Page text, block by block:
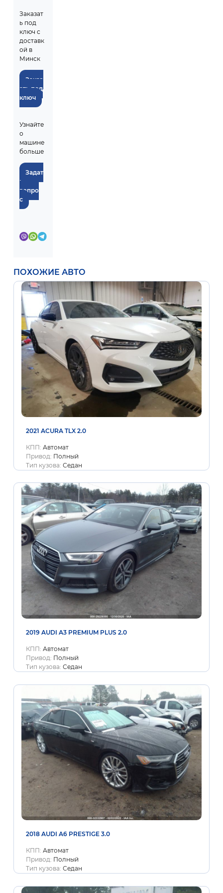
Заказат
ь под
ключ с
доставк
ой в
Минск
Заказ
ать под
ключ
Узнайте
о
машине
больше
Задат
ь
вопро
с
ПОХОЖИЕ АВТО
2021 ACURA TLX 2.0
КПП: Автомат
Привод: Полный
Тип кузова: Седан
2019 AUDI A3 PREMIUM PLUS 2.0
КПП: Автомат
Привод: Полный
Тип кузова: Седан
2018 AUDI A6 PRESTIGE 3.0
КПП: Автомат
Привод: Полный
Тип кузова: Седан